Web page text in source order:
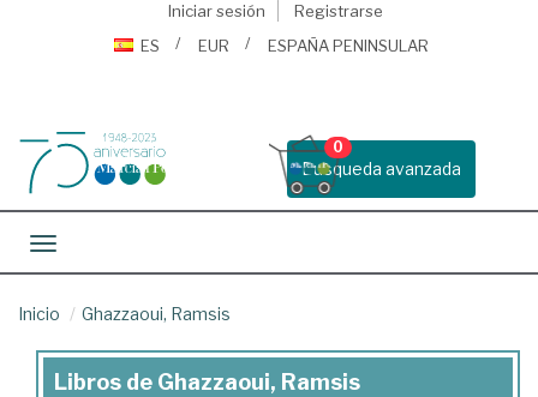
Iniciar sesión
Registrarse
ES
EUR ESPAÑA PENINSULAR
Busqueda avanzada
0
Toggle navigation
Inicio Ghazzaoui, Ramsis
Libros de Ghazzaoui, Ramsis